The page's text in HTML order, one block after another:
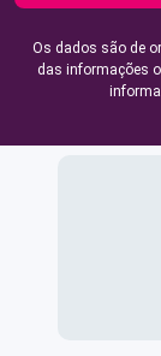
Os dados são de
das informações